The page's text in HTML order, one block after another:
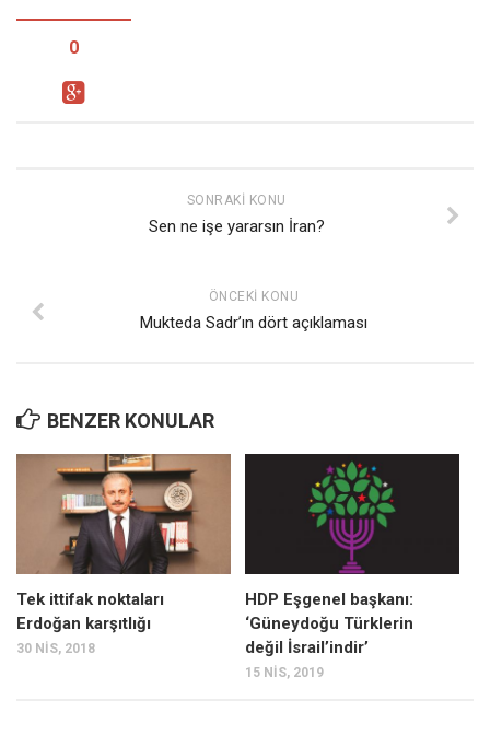
Tüm Sayılar
Kategoriler
Karisi kitap sualleri
7 soruda bu hafta
Gıda-Beslenme
Hayat
Türkiye
Siyaset
Dünya
Avrupa
Asya
0
SONRAKI KONU
Sen ne işe yararsın İran?
ÖNCEKI KONU
Mukteda Sadr’ın dört açıklaması
BENZER KONULAR
Tek ittifak noktaları
Erdoğan karşıtlığı
30 NIS, 2018
HDP Eşgenel başkanı:
‘Güneydoğu Türklerin
değil İsrail’indir’
15 NIS, 2019